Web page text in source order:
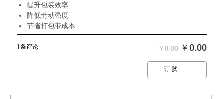
提升包装效率
降低劳动强度
节省打包带成本
￥0.00￥0.00
1条评论